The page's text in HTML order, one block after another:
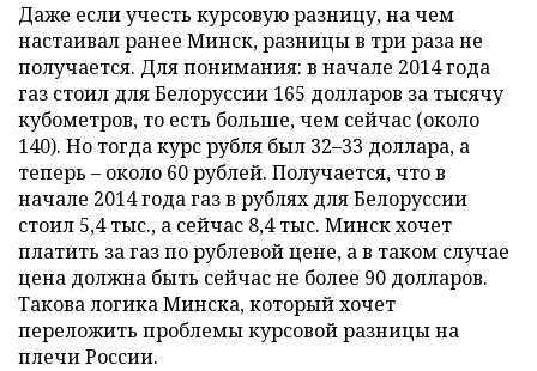
Даже если учесть курсовую разницу, на чем
настаивал ранее Минск, разницы в три раза не
получается. Для понимания: в начале 2014 года
газ стоил для Белоруссии 165 долларов за тысячу
кубометров, то есть больше, чем сейчас (около
140). Но тогда курс рубля был 32–33 доллара, а
теперь – около 60 рублей. Получается, что в
начале 2014 года газ в рублях для Белоруссии
стоил 5,4 тыс., а сейчас 8,4 тыс. Минск хочет
платить за газ по рублевой цене, а в таком случае
цена должна быть сейчас не более 90 долларов.
Такова логика Минска, который хочет
переложить проблемы курсовой разницы на
плечи России.